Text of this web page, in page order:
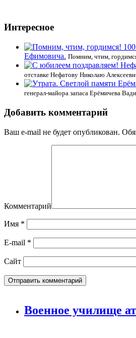
Интересное
Ефимовича. Помним, чтим,
отставке Нефатову Николаю
генерал-майора запаса Ерёмичева
Добавить комментарий
Ваш e-mail не будет опубликован.
Комментарий
Имя *
E-mail *
Сайт
Военное училище